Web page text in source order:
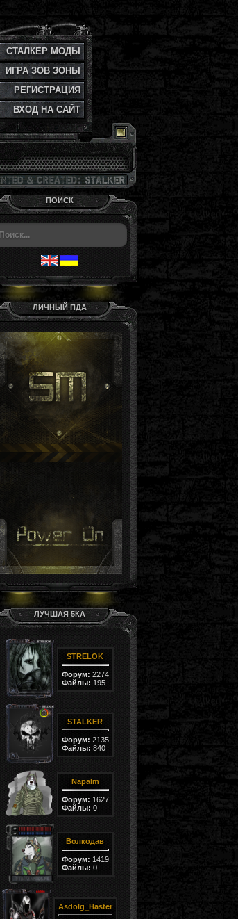
СТАЛКЕР МОДЫ
ИГРА ЗОВ ЗОНЫ
РЕГИСТРАЦИЯ
ВХОД НА САЙТ
ПОИСК
ЛИЧНЫЙ ПДА
Гость, ты здесь -й день
Группа: Гости
ЛУЧШАЯ 5КА
STRELOK
Форум: 2274
Файлы: 195
STALKER
Форум: 2135
Файлы: 840
Napalm
Форум: 1627
Файлы: 0
Волкодав
Форум: 1419
Файлы: 0
Asdolg_Haster